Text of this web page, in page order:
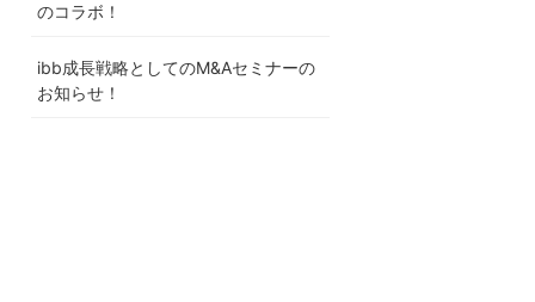
のコラボ！
ibb成長戦略としてのM&Aセミナーの
お知らせ！